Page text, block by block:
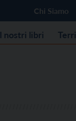
Chi Siamo
I nostri libri